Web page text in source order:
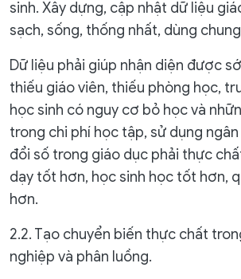
sinh. Xây dựng, cập nhật dữ liệu
sạch, sống, thống nhất, dùng
Dữ liệu phải giúp nhận diện được
thiếu giáo viên, thiếu phòng học,
học sinh có nguy cơ bỏ học và
trong chi phí học tập, sử dụng
đổi số trong giáo dục phải thực
dạy tốt hơn, học sinh học tốt hơn,
hơn.
2.2. Tạo chuyển biến thực chất
nghiệp và phân luồng.